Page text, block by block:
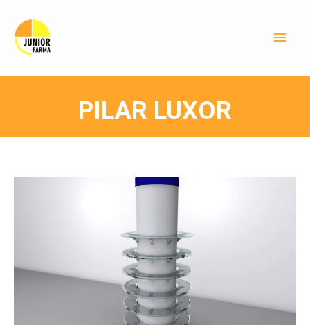
PILAR LUXOR